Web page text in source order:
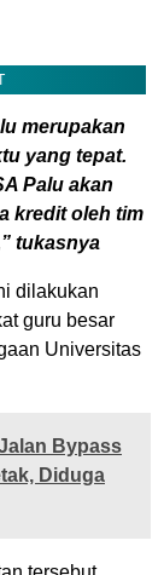
merupakan
yang tepat.
Palu akan
kredit oleh tim
tukasnya
dilakukan
guru besar
Universitas
Bypass
Diduga